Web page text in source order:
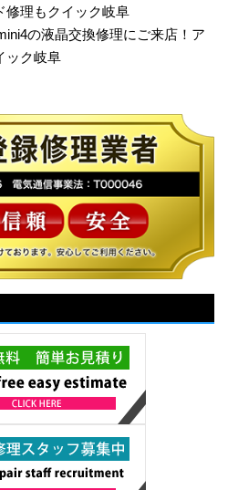
修理もクイック岐阜
の液晶交換修理にご来店！ア
ック岐阜